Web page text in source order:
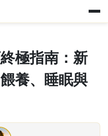
極指南：新
養、睡眠與